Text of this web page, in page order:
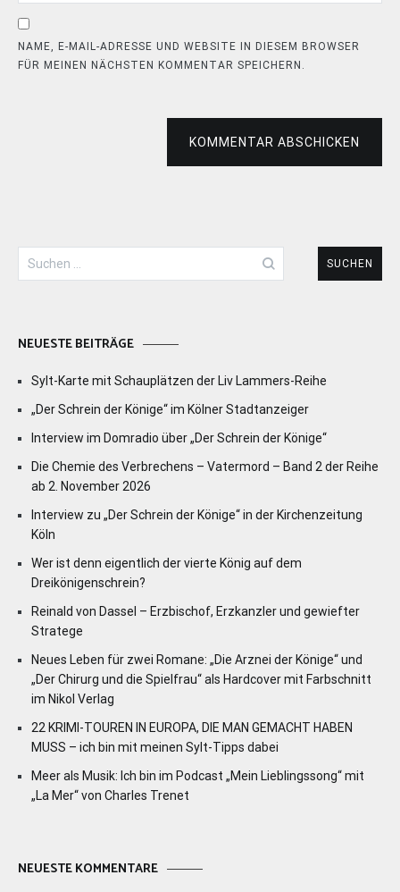
NAME, E-MAIL-ADRESSE UND WEBSITE IN DIESEM BROWSER
FÜR MEINEN NÄCHSTEN KOMMENTAR SPEICHERN.
KOMMENTAR ABSCHICKEN
Suchen
nach:
NEUESTE BEITRÄGE
Sylt-Karte mit Schauplätzen der Liv Lammers-Reihe
„Der Schrein der Könige“ im Kölner Stadtanzeiger
Interview im Domradio über „Der Schrein der Könige“
Die Chemie des Verbrechens – Vatermord – Band 2 der Reihe
ab 2. November 2026
Interview zu „Der Schrein der Könige“ in der Kirchenzeitung
Köln
Wer ist denn eigentlich der vierte König auf dem
Dreikönigenschrein?
Reinald von Dassel – Erzbischof, Erzkanzler und gewiefter
Stratege
Neues Leben für zwei Romane: „Die Arznei der Könige“ und
„Der Chirurg und die Spielfrau“ als Hardcover mit Farbschnitt
im Nikol Verlag
22 KRIMI-TOUREN IN EUROPA, DIE MAN GEMACHT HABEN
MUSS – ich bin mit meinen Sylt-Tipps dabei
Meer als Musik: Ich bin im Podcast „Mein Lieblingssong“ mit
„La Mer“ von Charles Trenet
NEUESTE KOMMENTARE